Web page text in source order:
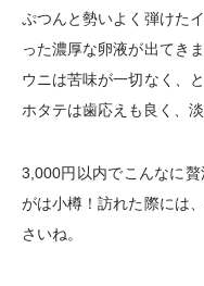
ぷつんと勢いよく弾けた
った濃厚な卵液が出てき
ウニは苦味が一切なく、
ホタテは歯応えも良く、
3,000円以内でこんなに
がは小樽！訪れた際には
さいね。